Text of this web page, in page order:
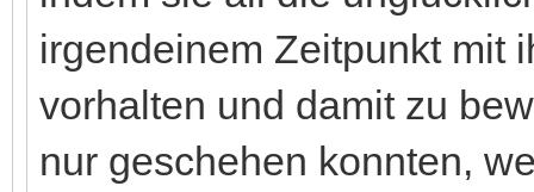
irgendeinem Zeitpunkt mit
vorhalten und damit zu
nur geschehen konnten,